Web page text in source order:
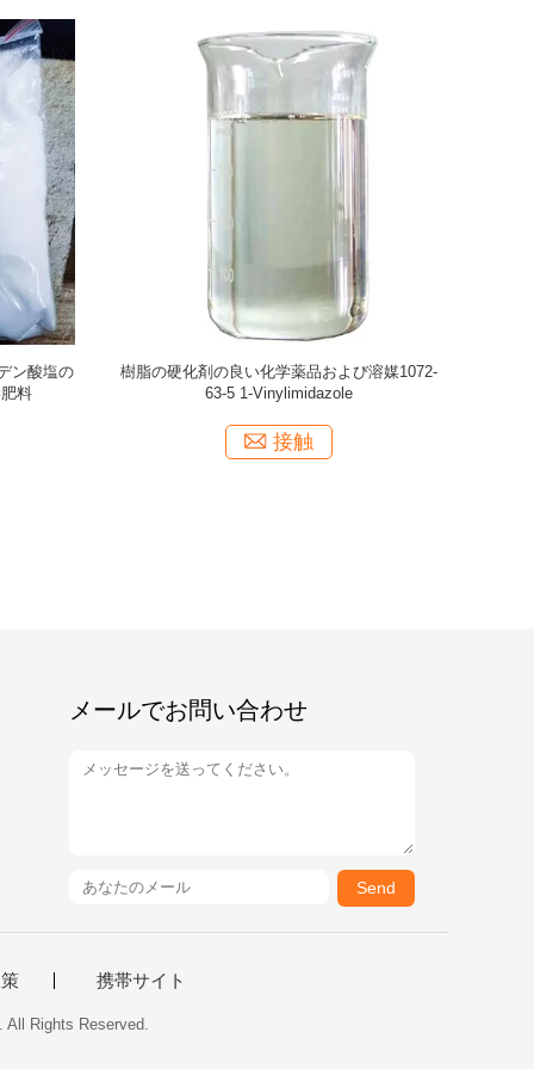
20-2の
の粉
CAS 496-15-1の良い化学薬品および溶媒5g/L
容解性のIndolineの原料
接触
メールでお問い合わせ
Send
携帯サイト
All Rights Reserved.